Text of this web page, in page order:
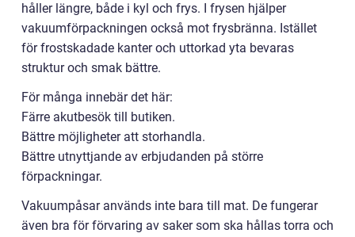
håller längre, både i kyl och frys. I frysen hjälper
vakuumförpackningen också mot frysbränna. Istället
för frostskadade kanter och uttorkad yta bevaras
struktur och smak bättre.
För många innebär det här:
Färre akutbesök till butiken.
Bättre möjligheter att storhandla.
Bättre utnyttjande av erbjudanden på större
förpackningar.
Vakuumpåsar används inte bara till mat. De fungerar
även bra för förvaring av saker som ska hållas torra och